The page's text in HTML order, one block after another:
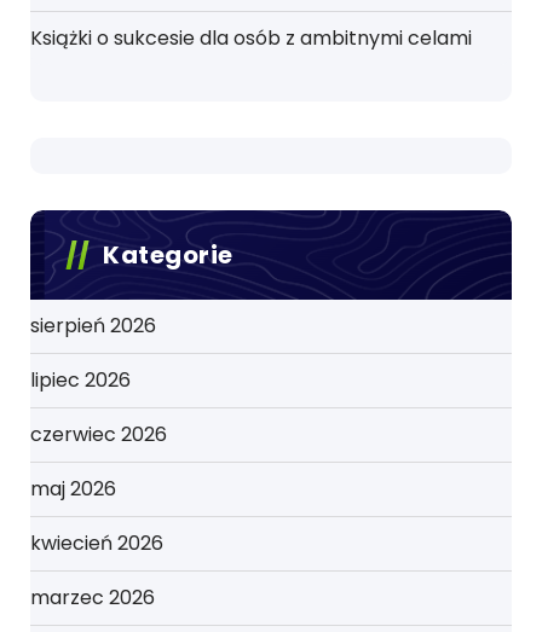
Książki o sukcesie dla osób z ambitnymi celami
Kategorie
sierpień 2026
lipiec 2026
czerwiec 2026
maj 2026
kwiecień 2026
marzec 2026